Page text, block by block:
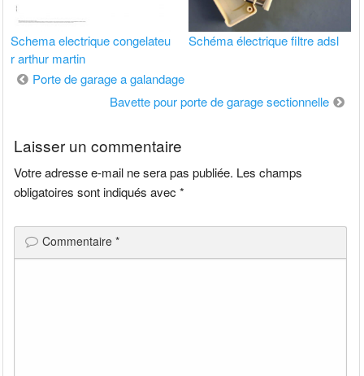
Schema electrique congelateu
r arthur martin
Schéma électrique filtre adsl
Navigation
Porte de garage a galandage
Bavette pour porte de garage sectionnelle
Laisser un commentaire
Votre adresse e-mail ne sera pas publiée. Les champs
obligatoires sont indiqués avec*
Commentaire*